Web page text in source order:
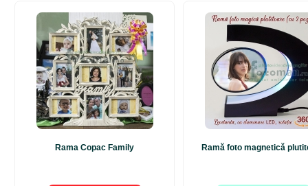
Rama Copac Family Ramă foto magnetică